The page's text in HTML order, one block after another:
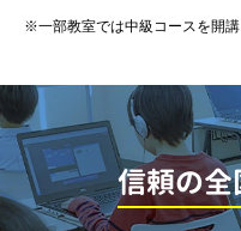
※一部教室では中級コースを開講
信頼の全